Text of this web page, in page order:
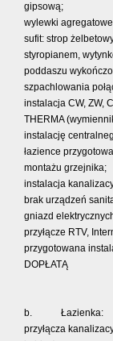
gipsową;
wylewki
sufit: strop
styropianem,
poddaszu
szpachlowania
instalacja CW, ZW,
THERMA
instalację
łazience
montażu grzejnika;
instalacja
brak urządzeń
gniazd
przyłącze RTV,
przygotowana
DOPŁATĄ
b. Łazienka:
przyłącza